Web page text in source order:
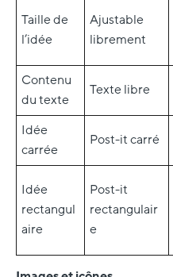
Taille de
l’idée
Ajustable
librement
Contenu
du texte
Texte libre
Idée
carrée
Post-it carré
Idée
rectangul
aire
Post-it
rectangulair
e